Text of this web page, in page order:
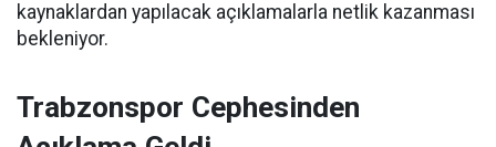
kaynaklardan yapılacak açıklamalarla netlik kazanması
bekleniyor.
Trabzonspor Cephesinden